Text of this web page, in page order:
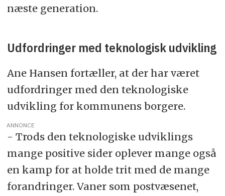
næste generation.
Udfordringer med teknologisk udvikling
Ane Hansen fortæller, at der har været
udfordringer med den teknologiske
udvikling for kommunens borgere.
ANNONCE
- Trods den teknologiske udviklings
mange positive sider oplever mange også
en kamp for at holde trit med de mange
forandringer. Vaner som postvæsenet,